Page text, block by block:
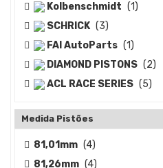
Kolbenschmidt (1)
SCHRICK (3)
FAI AutoParts (1)
DIAMOND PISTONS (2)
ACL RACE SERIES (5)
Medida Pistões
81,01mm (4)
81,26mm (4)